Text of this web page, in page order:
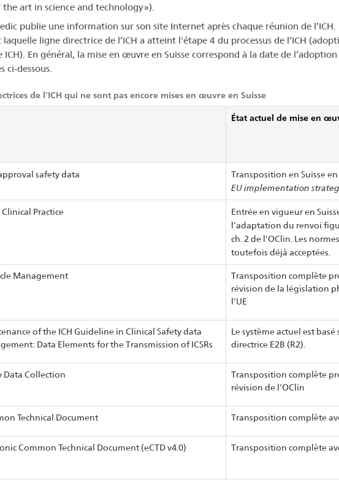
art in science and technology »).
publie une information sur son site Internet après chaque réunion de
laquelle ligne directrice de l’ICH a atteint l'étape 4 du processus de l’ICH
En général, la mise en œuvre en Suisse correspond à la date de l’adoption
ci-dessous.
de l’ICH qui ne sont pas encore mises en œuvre en Suisse
État actuel de mise en
safety data
Transposition en Suisse
EU implementation
Practice
Entrée en vigueur en
l’adaptation du renvoi
ch. 2 de l’OClin. Les
toutefois déjà acceptées.
Management
Transposition complète
révision de la législation
l’UE
of the ICH Guideline in Clinical Safety data
Data Elements for the Transmission of ICSRs
Le système actuel est basé
directrice E2B (R2).
Data Collection
Transposition complète
révision de l’OClin
Technical Document Transposition complète
Common Technical Document (eCTD v4.0) Transposition complète